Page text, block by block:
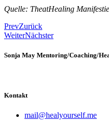
Quelle: TheatHealing
PrevZurück
WeiterNächster
Sonja May Mentoring/Coaching/
Kontakt
mail@healyourself.me